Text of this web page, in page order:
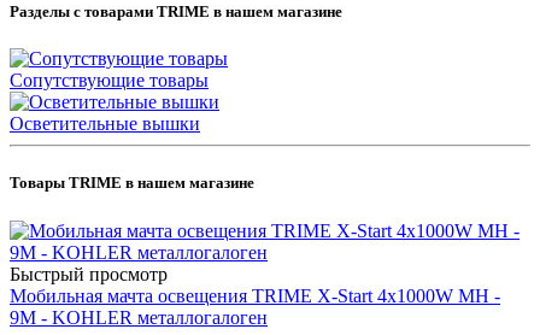
Разделы с товарами TRIME в нашем магазине
Сопутствующие товары
Осветительные вышки
Товары TRIME в нашем магазине
Быстрый просмотр
Мобильная мачта освещения TRIME X-Start 4x1000W MH -
9M - KOHLER металлогалоген